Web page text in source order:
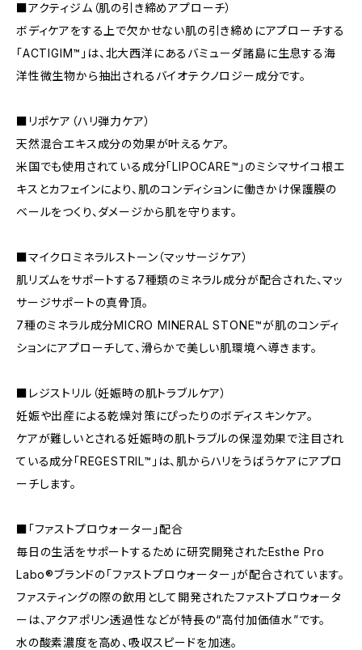
■アクティジム（肌の引き締めアプローチ）
ボディケアをする上で欠かせない肌の引き締めにアプローチする
「ACTIGIM™」は、北大西洋にあるバミューダ諸島に生息する海
洋性微生物から抽出されるバイオテクノロジー成分です。
■リポケア（ハリ弾力ケア）
天然混合エキス成分の効果が叶えるケア。
米国でも使用されている成分「LIPOCARE™」のミシマサイコ根エ
キスとカフェインにより、肌のコンディションに働きかけ保護膜の
ベールをつくり、ダメージから肌を守ります。
■マイクロミネラルストーン（マッサージケア）
肌リズムをサポートする7種類のミネラル成分が配合された、マッ
サージサポートの真骨頂。
7種のミネラル成分MICRO MINERAL STONE™が肌のコンディ
ションにアプローチして、滑らかで美しい肌環境へ導きます。
■レジストリル（妊娠時の肌トラブルケア）
妊娠や出産による乾燥対策にぴったりのボディスキンケア。
ケアが難しいとされる妊娠時の肌トラブルの保湿効果で注目され
ている成分「REGESTRIL™」は、肌からハリをうばうケアにアプロ
ーチします。
■「ファストプロウォーター」配合
毎日の生活をサポートするために研究開発されたEsthe Pro
Labo®ブランドの「ファストプロウォーター」が配合されています。
ファスティングの際の飲用として開発されたファストプロウォータ
ーは、アクアポリン透過性などが特長の“高付加価値水”です。
水の酸素濃度を高め、吸収スピードを加速。